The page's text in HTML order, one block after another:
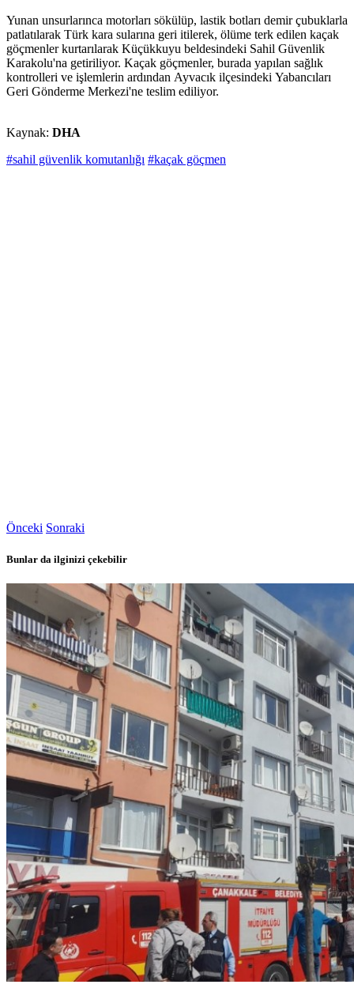
Yunan unsurlarınca motorları sökülüp, lastik botları demir çubuklarla
patlatılarak Türk kara sularına geri itilerek, ölüme terk edilen kaçak
göçmenler kurtarılarak Küçükkuyu beldesindeki Sahil Güvenlik
Karakolu'na getiriliyor. Kaçak göçmenler, burada yapılan sağlık
kontrolleri ve işlemlerin ardından Ayvacık ilçesindeki Yabancıları
Geri Gönderme Merkezi'ne teslim ediliyor.
Kaynak: DHA
#sahil güvenlik komutanlığı #kaçak göçmen
Önceki Sonraki
Bunlar da ilginizi çekebilir